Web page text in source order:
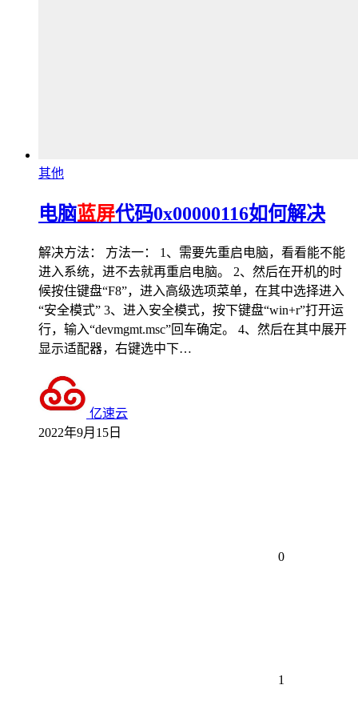
其他
电脑蓝屏代码0x00000116如何解决
解决方法： 方法一： 1、需要先重启电脑，看看能不能
进入系统，进不去就再重启电脑。 2、然后在开机的时
候按住键盘“F8”，进入高级选项菜单，在其中选择进入
“安全模式” 3、进入安全模式，按下键盘“win+r”打开运
行，输入“devmgmt.msc”回车确定。 4、然后在其中展开
显示适配器，右键选中下…
亿速云
2022年9月15日
0
1